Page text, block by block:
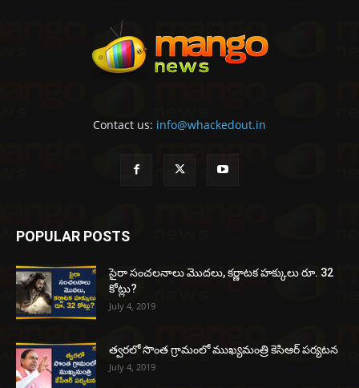
Contact us: info@whackedout.in
POPULAR POSTS
సైరా సంచలనాలు మొదలు, కర్ణాటక హక్కులు రూ. 32
కోట్లు?
July 4, 2019
త్వరలో సొంత గ్రామంలో ముఖ్యమంత్రి కెసిఆర్ పర్యటన
July 4, 2019